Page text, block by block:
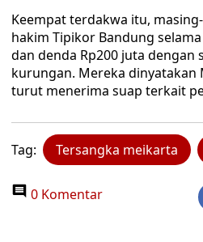
Keempat terdakwa itu,
hakim Tipikor Bandung
dan denda Rp200 juta dengan
kurungan. Mereka dinyatakan
turut menerima suap terkait
Tag: Tersangka meikarta
0 Komentar